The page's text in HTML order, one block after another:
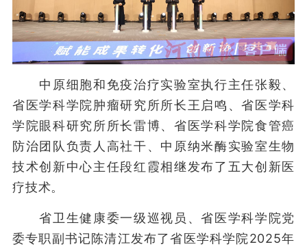
中原细胞和免疫治疗实验室执行主任张毅、
省医学科学院肿瘤研究所所长王启鸣、省医学科
学院眼科研究所所长雷博、省医学科学院食管癌
防治团队负责人高社干、中原纳米酶实验室生物
技术创新中心主任段红霞相继发布了五大创新医
疗技术。
省卫生健康委一级巡视员、省医学科学院党
委专职副书记陈清江发布了省医学科学院2025年